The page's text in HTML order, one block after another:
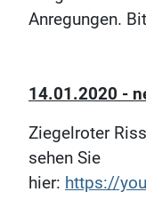
Anregungen.
14.01.2020 -
Ziegelroter
sehen Sie
hier: https://